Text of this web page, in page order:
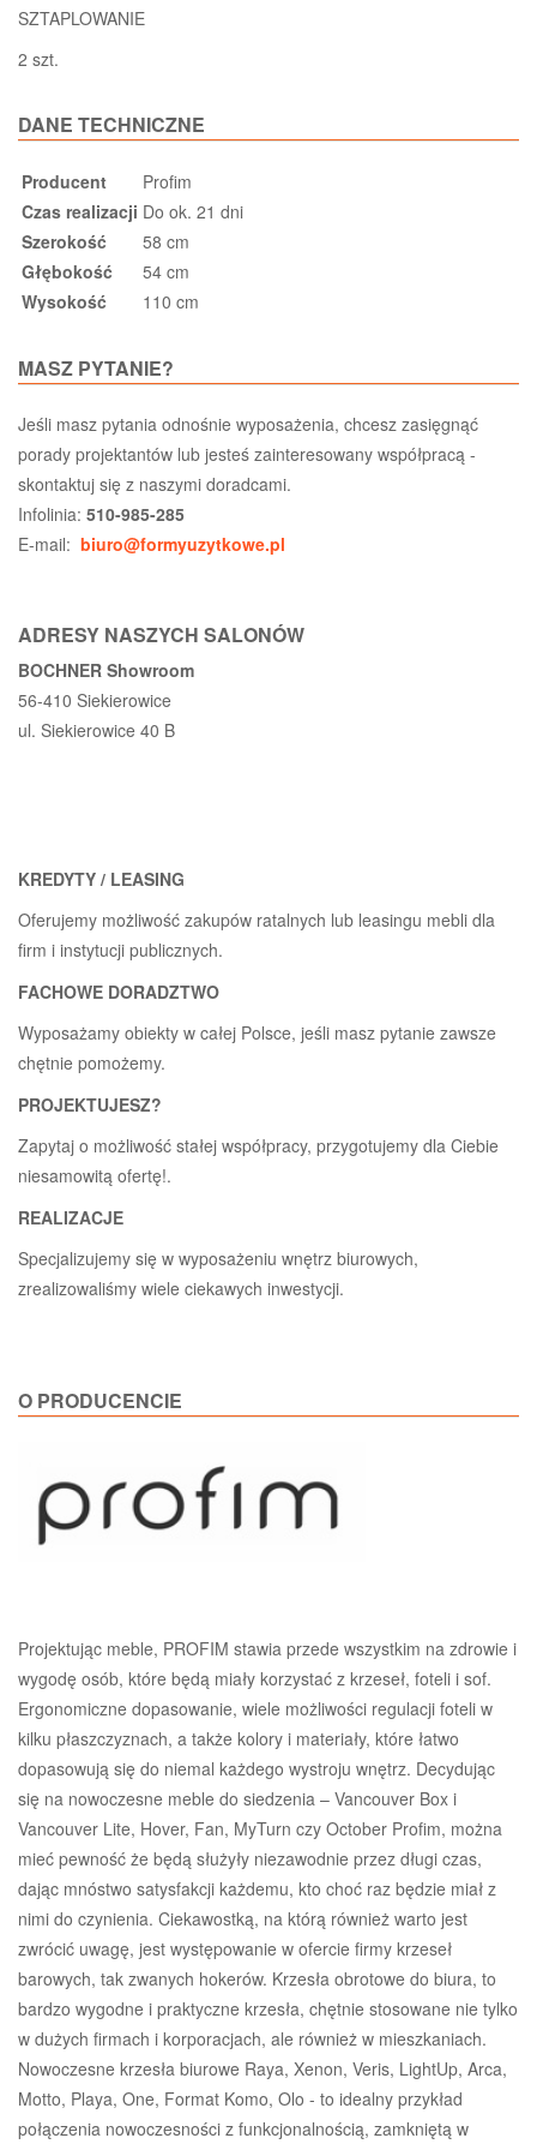
SZTAPLOWANIE
2 szt.
DANE TECHNICZNE
Producent
Profim
Czas realizacji Do ok. 21 dni
Szerokość
58 cm
Głębokość
54 cm
Wysokość
110 cm
MASZ PYTANIE?
Jeśli masz pytania odnośnie wyposażenia, chcesz zasięgnąć
porady projektantów lub jesteś zainteresowany współpracą -
skontaktuj się z naszymi doradcami.
Infolinia: 510-985-285
E-mail: biuro@formyuzytkowe.pl
ADRESY NASZYCH SALONÓW
BOCHNER Showroom
56-410 Siekierowice
ul. Siekierowice 40 B
KREDYTY / LEASING
Oferujemy możliwość zakupów ratalnych lub leasingu mebli dla
firm i instytucji publicznych.
FACHOWE DORADZTWO
Wyposażamy obiekty w całej Polsce, jeśli masz pytanie zawsze
chętnie pomożemy.
PROJEKTUJESZ?
Zapytaj o możliwość stałej współpracy, przygotujemy dla Ciebie
niesamowitą ofertę!.
REALIZACJE
Specjalizujemy się w wyposażeniu wnętrz biurowych,
zrealizowaliśmy wiele ciekawych inwestycji.
O PRODUCENCIE
Projektując meble, PROFIM stawia przede wszystkim na zdrowie i
wygodę osób, które będą miały korzystać z krzeseł, foteli i sof.
Ergonomiczne dopasowanie, wiele możliwości regulacji foteli w
kilku płaszczyznach, a także kolory i materiały, które łatwo
dopasowują się do niemal każdego wystroju wnętrz. Decydując
się na nowoczesne meble do siedzenia – Vancouver Box i
Vancouver Lite, Hover, Fan, MyTurn czy October Profim, można
mieć pewność że będą służyły niezawodnie przez długi czas,
dając mnóstwo satysfakcji każdemu, kto choć raz będzie miał z
nimi do czynienia. Ciekawostką, na którą również warto jest
zwrócić uwagę, jest występowanie w ofercie firmy krzeseł
barowych, tak zwanych hokerów. Krzesła obrotowe do biura, to
bardzo wygodne i praktyczne krzesła, chętnie stosowane nie tylko
w dużych firmach i korporacjach, ale również w mieszkaniach.
Nowoczesne krzesła biurowe Raya, Xenon, Veris, LightUp, Arca,
Motto, Playa, One, Format Komo, Olo - to idealny przykład
połączenia nowoczesności z funkcjonalnością, zamkniętą w